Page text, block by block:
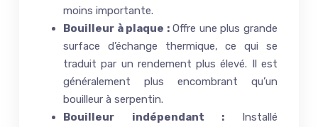
moins importante.
Bouilleur à plaque : Offre une plus grande
surface d’échange thermique, ce qui se
traduit par un rendement plus élevé. Il est
généralement plus encombrant qu’un
bouilleur à serpentin.
Bouilleur indépendant : Installé